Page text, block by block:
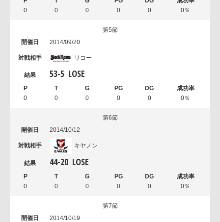
0 0 0 0 0 0％
第5節
2014/09/20
リコー
53-5 LOSE
0 0 0 0 0 0％
第6節
2014/10/12
キヤノン
44-20 LOSE
0 0 0 0 0 0％
第7節
2014/10/19